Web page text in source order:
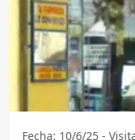
Fecha: 10/6/25 -